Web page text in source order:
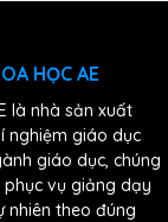
HỌC AE
là nhà sản xuất
nghiệm giáo dục
giáo dục, chúng
vụ giảng dạy
nhiên theo đúng